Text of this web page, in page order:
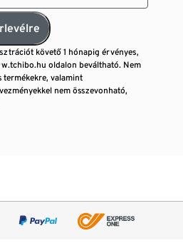
követő 1 hónapig érvényes,
oldalon beváltható. Nem
termékekre, valamint
nem összevonható,